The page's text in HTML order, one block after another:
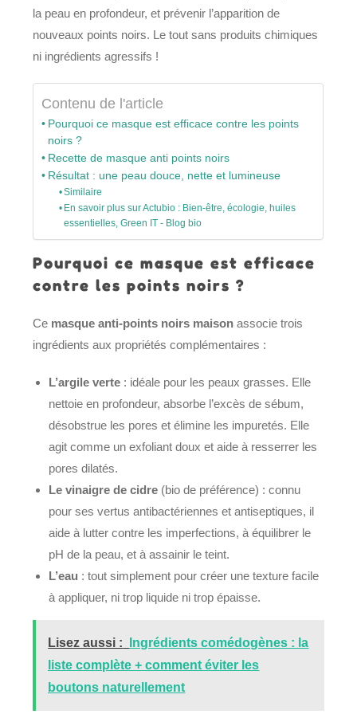
la peau en profondeur, et prévenir l’apparition de
nouveaux points noirs. Le tout sans produits chimiques
ni ingrédients agressifs !
Contenu de l'article
Pourquoi ce masque est efficace contre les points
noirs ?
Recette de masque anti points noirs
Résultat : une peau douce, nette et lumineuse
Similaire
En savoir plus sur Actubio : Bien-être, écologie, huiles
essentielles, Green IT - Blog bio
Pourquoi ce masque est efficace
contre les points noirs ?
Ce masque anti-points noirs maison associe trois
ingrédients aux propriétés complémentaires :
L’argile verte : idéale pour les peaux grasses. Elle
nettoie en profondeur, absorbe l’excès de sébum,
désobstrue les pores et élimine les impuretés. Elle
agit comme un exfoliant doux et aide à resserrer les
pores dilatés.
Le vinaigre de cidre (bio de préférence) : connu
pour ses vertus antibactériennes et antiseptiques, il
aide à lutter contre les imperfections, à équilibrer le
pH de la peau, et à assainir le teint.
L’eau : tout simplement pour créer une texture facile
à appliquer, ni trop liquide ni trop épaisse.
Lisez aussi :
Ingrédients comédogènes : la
liste complète + comment éviter les
boutons naturellement